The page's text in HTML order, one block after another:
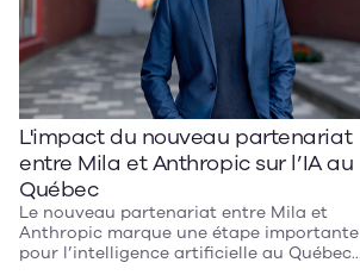
L'impact du nouveau partenariat
entre Mila et Anthropic sur l’IA au
Québec
Le nouveau partenariat entre Mila et
Anthropic marque une étape importante
pour l’intelligence artificielle au Québec.